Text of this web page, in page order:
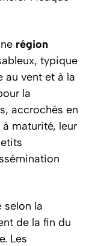
région
typique
au vent et à la
la
accrochés en
maturité, leur
selon la
de la fin du
Les